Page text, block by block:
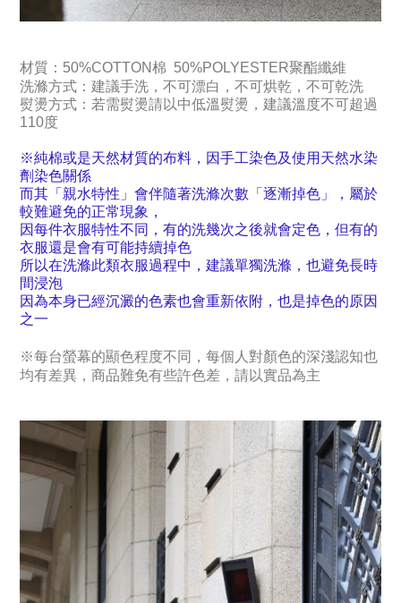
材質： 50%COTTON棉 50%POLYESTER聚酯纖維
洗滌方式：建議手洗，不可漂白，不可烘乾，不可乾洗
熨燙方式：若需熨燙請以中低溫熨燙，建議溫度不可超過
110度
※純棉或是天然材質的布料，因手工染色及使用天然水染
劑染色關係
而其「親水特性」會伴隨著洗滌次數「逐漸掉色」，屬於
較難避免的正常現象，
因每件衣服特性不同，有的洗幾次之後就會定色，但有的
衣服還是會有可能持續掉色
所以在洗滌此類衣服過程中，建議單獨洗滌，也避免長時
間浸泡
因為本身已經沉澱的色素也會重新依附，也是掉色的原因
之一
※每台螢幕的顯色程度不同，每個人對顏色的深淺認知也
均有差異，商品難免有些許色差，請以實品為主